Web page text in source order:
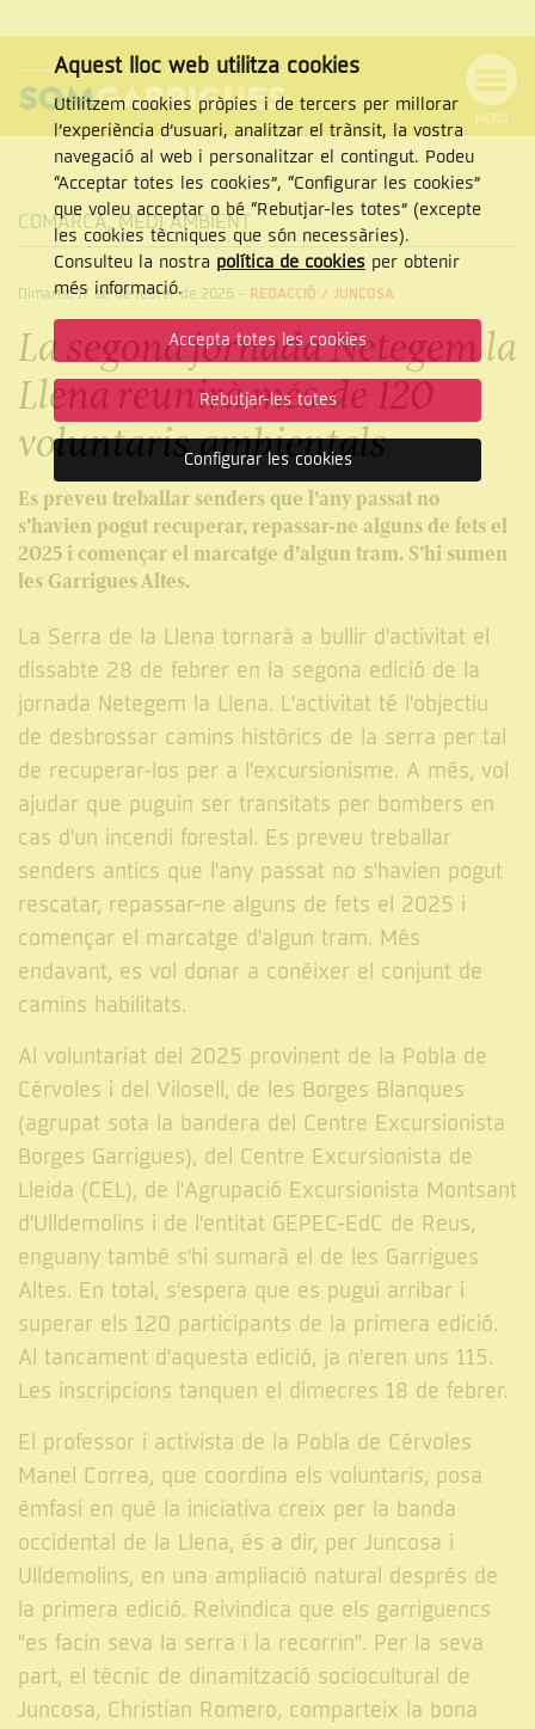
NAVEGACIÓ
MENÚ
Cercar
CERCAR
COMARCA,MEDI AMBIENT
Dimarts, 17 de de febrer de 2026 - REDACCIÓ / JUNCOSA
La segona jornada Netegem la
Llena reunirà més de 120
voluntaris ambientals
Es preveu treballar senders que l’any passat no
s’havien pogut recuperar, repassar-ne alguns de fets el
2025 i començar el marcatge d’algun tram. S’hi sumen
les Garrigues Altes.
La Serra de la Llena tornarà a bullir d'activitat el
dissabte 28 de febrer en la segona edició de la
jornada Netegem la Llena. L'activitat té l'objectiu
de desbrossar camins històrics de la serra per tal
de recuperar-los per a l'excursionisme. A més, vol
ajudar que puguin ser transitats per bombers en
cas d'un incendi forestal. Es preveu treballar
senders antics que l'any passat no s'havien pogut
rescatar, repassar-ne alguns de fets el 2025 i
començar el marcatge d'algun tram. Més
endavant, es vol donar a conèixer el conjunt de
camins habilitats.
Al voluntariat del 2025 provinent de la Pobla de
Cérvoles i del Vilosell, de les Borges Blanques
(agrupat sota la bandera del Centre Excursionista
Borges Garrigues), del Centre Excursionista de
Lleida (CEL), de l'Agrupació Excursionista Montsant
d'Ulldemolins i de l'entitat GEPEC-EdC de Reus,
enguany també s'hi sumarà el de les Garrigues
Altes. En total, s'espera que es pugui arribar i
superar els 120 participants de la primera edició.
Al tancament d'aquesta edició, ja n'eren uns 115.
Les inscripcions tanquen el dimecres 18 de febrer.
El professor i activista de la Pobla de Cérvoles
Manel Correa, que coordina els voluntaris, posa
èmfasi en què la iniciativa creix per la banda
occidental de la Llena, és a dir, per Juncosa i
Ulldemolins, en una ampliació natural després de
la primera edició. Reivindica que els garriguencs
"es facin seva la serra i la recorrin". Per la seva
part, el tècnic de dinamització sociocultural de
Juncosa, Christian Romero, comparteix la bona
Aquest lloc web utilitza cookies
Utilitzem cookies pròpies i de tercers per millorar
l’experiència d’usuari, analitzar el trànsit, la vostra
navegació al web i personalitzar el contingut. Podeu
“Acceptar totes les cookies”, “Configurar les cookies”
que voleu acceptar o bé “Rebutjar-les totes” (excepte
les cookies tècniques que són necessàries).
Consulteu la nostra política de cookiesper obtenir
més informació.
Accepta totes les cookies
Rebutjar-les totes
Configurar les cookies